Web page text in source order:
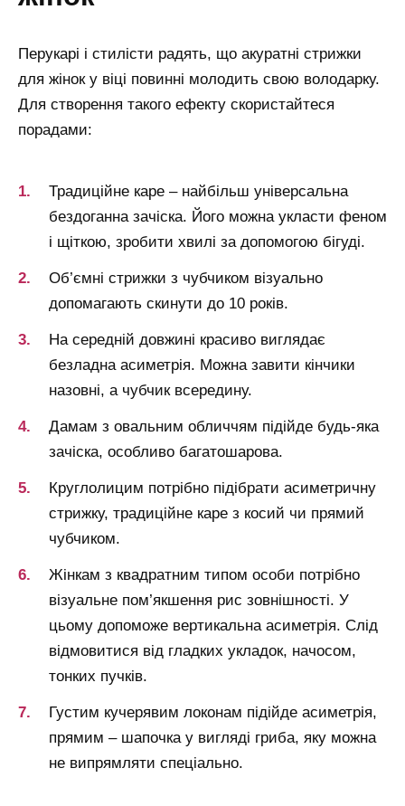
Перукарі і стилісти радять, що акуратні стрижки
для жінок у віці повинні молодить свою володарку.
Для створення такого ефекту скористайтеся
порадами:
Традиційне каре – найбільш універсальна
бездоганна зачіска. Його можна укласти феном
і щіткою, зробити хвилі за допомогою бігуді.
Об’ємні стрижки з чубчиком візуально
допомагають скинути до 10 років.
На середній довжині красиво виглядає
безладна асиметрія. Можна завити кінчики
назовні, а чубчик всередину.
Дамам з овальним обличчям підійде будь-яка
зачіска, особливо багатошарова.
Круглолицим потрібно підібрати асиметричну
стрижку, традиційне каре з косий чи прямий
чубчиком.
Жінкам з квадратним типом особи потрібно
візуальне пом’якшення рис зовнішності. У
цьому допоможе вертикальна асиметрія. Слід
відмовитися від гладких укладок, начосом,
тонких пучків.
Густим кучерявим локонам підійде асиметрія,
прямим – шапочка у вигляді гриба, яку можна
не випрямляти спеціально.